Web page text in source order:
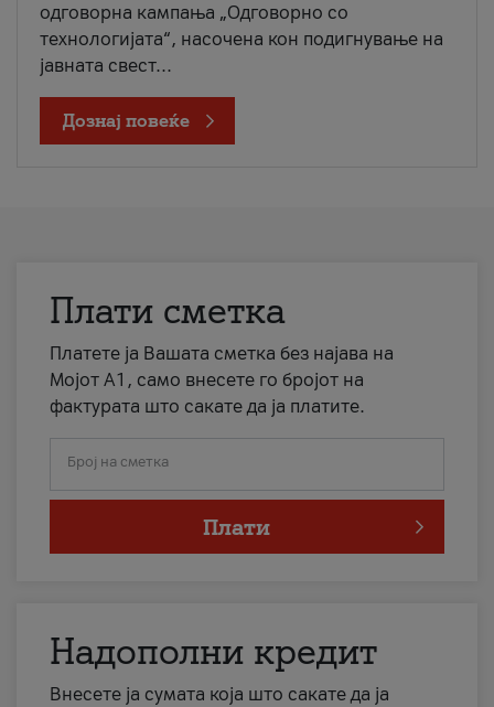
одговорна кампања „Одговорно со
технологијата“, насочена кон подигнување на
јавната свест...
Дознај повеќе
Плати сметка
Платете ја Вашата сметка без најава на
Мојот А1, само внесете го бројот на
фактурата што сакате да ја платите.
Број на сметка
Плати
Надополни кредит
Внесете ја сумата која што сакате да ја